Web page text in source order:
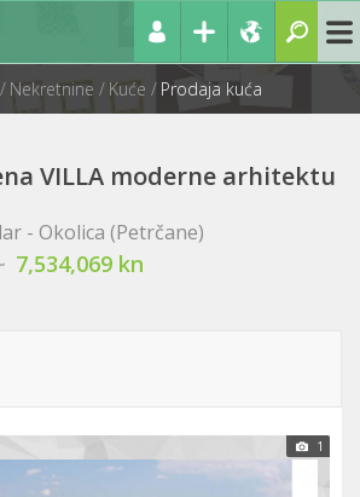
Nekretnine Kuće Prodaja kuća
VILLA moderne arhitektu
- Okolica (Petrčane)
7,534,069 kn
1